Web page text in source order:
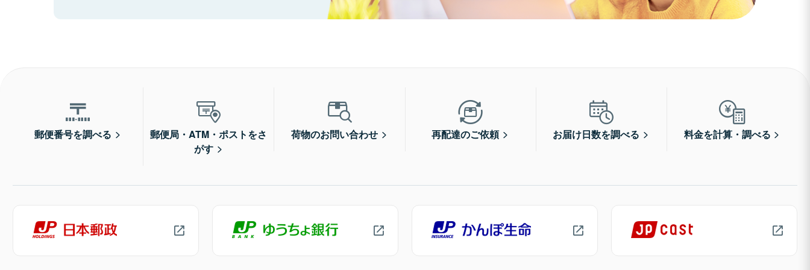
郵便番号を調べる
郵便局・ATM・ポストをさ
がす
荷物のお問い合わせ 再配達のご依頼 お届け日数を調べる 料金を計算・調べる